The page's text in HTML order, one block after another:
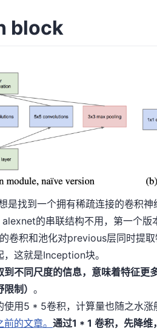
block
是找到一个拥有稀疏连接的卷积
的串联结构不用，第一个
卷积和池化对previous层同时提
这就是Inception块。
到不同尺度的信息，意味着特征更
限制）。
使用5 * 5卷积，计算量也随之水
前的文章。通过1 * 1 卷积，先降